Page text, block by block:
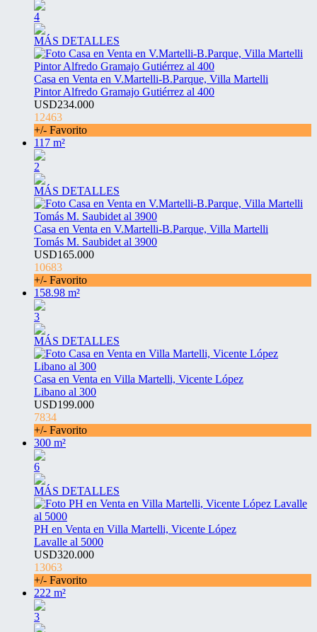
4
MÁS DETALLES
Casa en Venta en V.Martelli-B.Parque, Villa Martelli
Pintor Alfredo Gramajo Gutiérrez al 400
USD234.000
12463
+/- Favorito
117 m²
2
MÁS DETALLES
Casa en Venta en V.Martelli-B.Parque, Villa Martelli
Tomás M. Saubidet al 3900
USD165.000
10683
+/- Favorito
158.98 m²
3
MÁS DETALLES
Casa en Venta en Villa Martelli, Vicente López
Libano al 300
USD199.000
7834
+/- Favorito
300 m²
6
MÁS DETALLES
PH en Venta en Villa Martelli, Vicente López
Lavalle al 5000
USD320.000
13063
+/- Favorito
222 m²
3